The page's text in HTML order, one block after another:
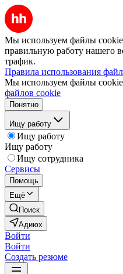
Мы используем файлы
правильную работу нашего
трафик.
Правила использования
Мы используем файлы
файлов cookie
Понятно
Ищу работу
Ищу работу
Ищу работу
Ищу сотрудника
Сервисы
Помощь
Ещё
Поиск
Адиюх
Войти
Войти
Создать резюме